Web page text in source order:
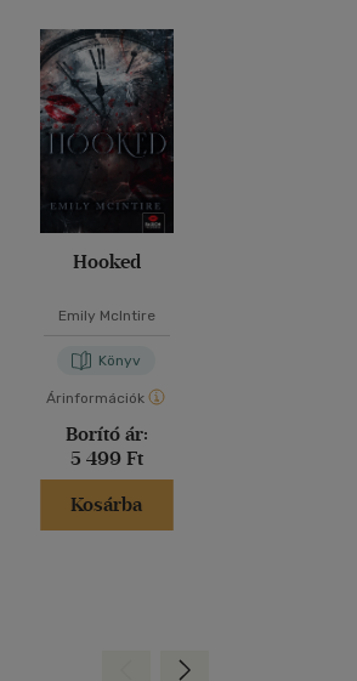
Hooked
Emily McIntire
Könyv
Árinformációk
Borító ár:
5 499 Ft
Kosárba
Előre